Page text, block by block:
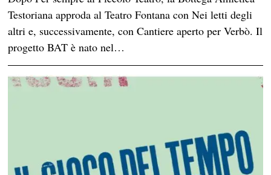
Testoriana approda al Teatro Fontana con Nei letti degli
altri e, successivamente, con Cantiere aperto per Verbò. Il
progetto BAT è nato nel…